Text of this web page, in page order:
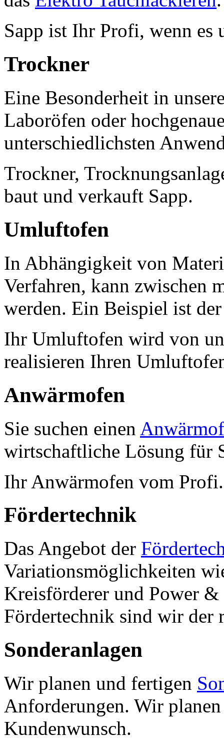
Sapp ist Ihr Profi, wenn es
Trockner
Eine Besonderheit in
Laboröfen oder
unterschiedlichsten
Trockner,
baut und verkauft Sapp.
Umluftofen
In Abhängigkeit von
Verfahren, kann zwischen
werden. Ein Beispiel ist
Ihr Umluftofen wird von
realisieren Ihren
Anwärmofen
Sie suchen einen
wirtschaftliche Lösung für
Ihr Anwärmofen vom Profi.
Fördertechnik
Das Angebot der
Variationsmöglichkeiten
Kreisförderer und Power
Fördertechnik sind wir der
Sonderanlagen
Wir planen und fertigen
Anforderungen. Wir
Kundenwunsch.